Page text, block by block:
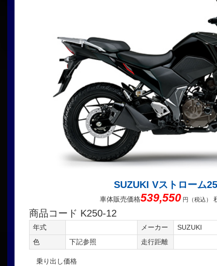
SUZUKI Vストローム
車体販売価格539,550 円（税込）
商品コード K250-12
年式 メーカー
SUZUKI
色
下記参照 走行距離
乗り出し価格